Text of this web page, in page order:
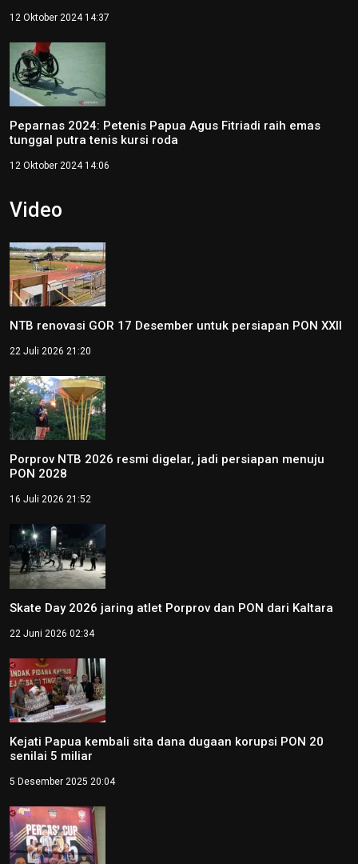
12 Oktober 2024 14:37
Peparnas 2024: Petenis Papua Agus Fitriadi raih emas
tunggal putra tenis kursi roda
12 Oktober 2024 14:06
Video
NTB renovasi GOR 17 Desember untuk persiapan PON XXII
22 Juli 2026 21:20
Porprov NTB 2026 resmi digelar, jadi persiapan menuju
PON 2028
16 Juli 2026 21:52
Skate Day 2026 jaring atlet Porprov dan PON dari Kaltara
22 Juni 2026 02:34
Kejati Papua kembali sita dana dugaan korupsi PON 20
senilai 5 miliar
5 Desember 2025 20:04